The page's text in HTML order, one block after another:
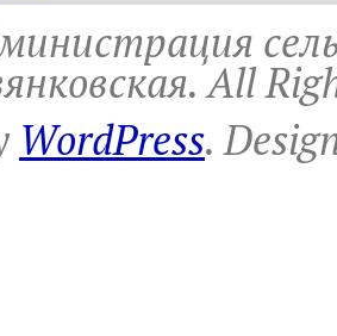
All
WordPress.